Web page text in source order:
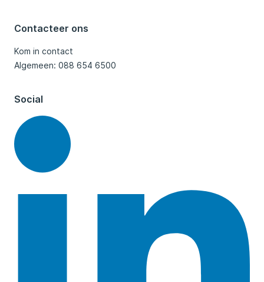
Contacteer ons
Kom in contact
Algemeen: 088 654 6500
Social